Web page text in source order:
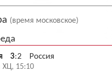
(время московское)
3:2 Россия
ХЦ, 15:10